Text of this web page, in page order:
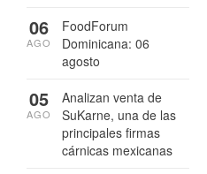
FoodForum
Dominicana: 06
agosto
06
AGO
Analizan venta de
SuKarne, una de las
principales firmas
cárnicas mexicanas
05
AGO